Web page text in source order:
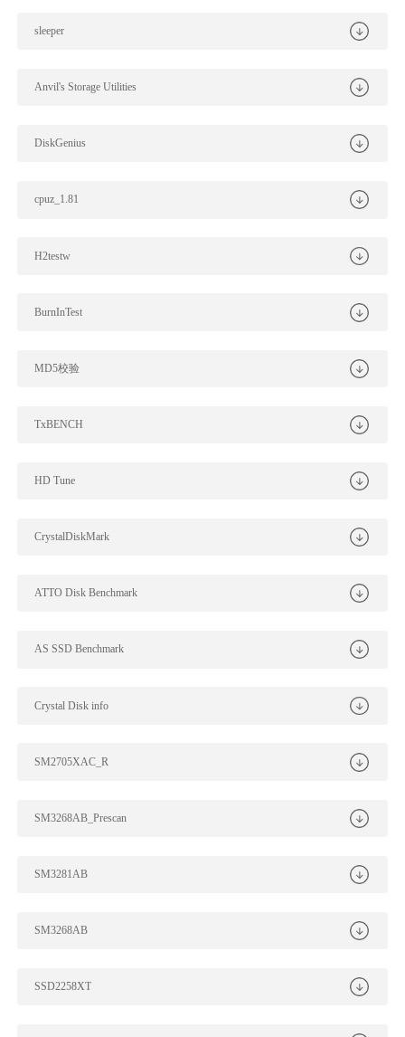
sleeper
Anvil's Storage Utilities
DiskGenius
cpuz_1.81
H2testw
BurnInTest
MD5校验
TxBENCH
HD Tune
CrystalDiskMark
ATTO Disk Benchmark
AS SSD Benchmark
Crystal Disk info
SM2705XAC_R
SM3268AB_Prescan
SM3281AB
SM3268AB
SSD2258XT